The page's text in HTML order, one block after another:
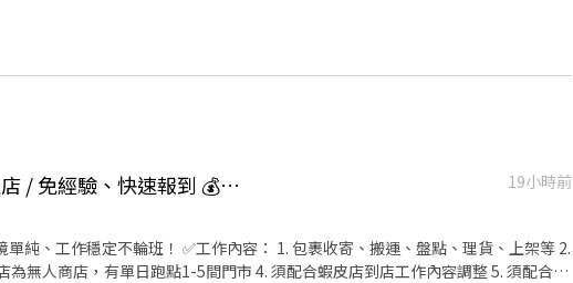
👍 🦐門市自選【平鎮】🦐蝦皮智取店 / 免經驗、快速報到 💰時薪 209 -249
19小時前
純、工作穩定不輪班！ ✅工作內容： 1. 包裹收寄、搬運、盤點、理貨、上架等 2.
為無人商店，有單日跑點1-5間門市 4. 須配合蝦皮店到店工作內容調整 5. 須配合鄰